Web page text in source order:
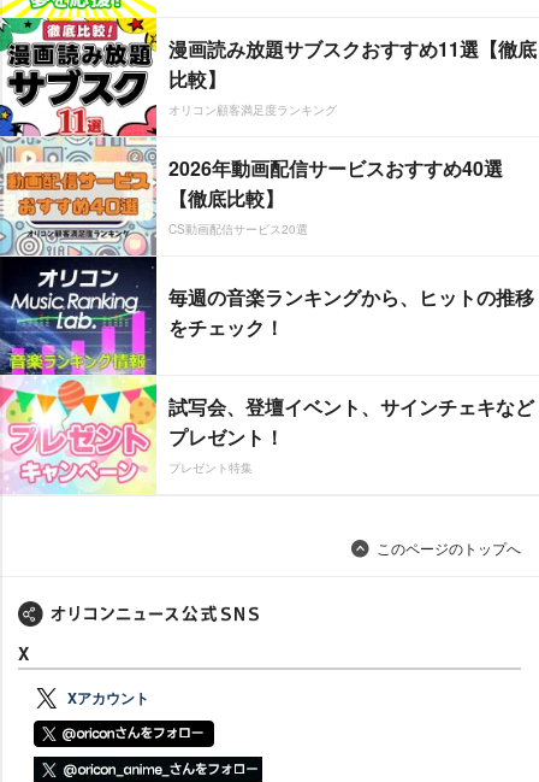
漫画読み放題サブスクおすすめ11選【徹底
比較】
オリコン顧客満足度ランキング
2026年動画配信サービスおすすめ40選
【徹底比較】
CS動画配信サービス20選
毎週の音楽ランキングから、ヒットの推移
をチェック！
試写会、登壇イベント、サインチェキなど
プレゼント！
プレゼント特集
このページのトップへ
X
Xアカウント